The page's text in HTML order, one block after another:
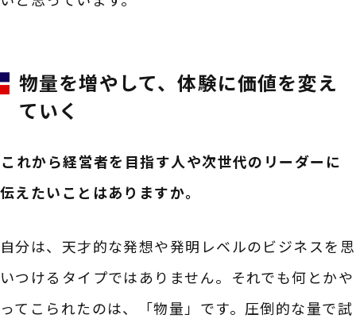
物量を増やして、体験に価値を変え
ていく
――これから経営者を目指す人や次世代のリーダーに
伝えたいことはありますか。
自分は、天才的な発想や発明レベルのビジネスを思
いつけるタイプではありません。それでも何とかや
ってこられたのは、「物量」です。圧倒的な量で試